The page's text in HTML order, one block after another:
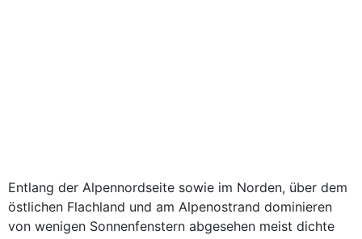
Entlang der Alpennordseite sowie im Norden, über dem
östlichen Flachland und am Alpenostrand dominieren
von wenigen Sonnenfenstern abgesehen meist dichte